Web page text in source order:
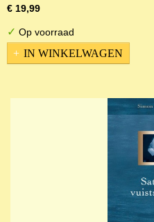
€ 19,99
✓ Op voorraad
IN WINKELWAGEN